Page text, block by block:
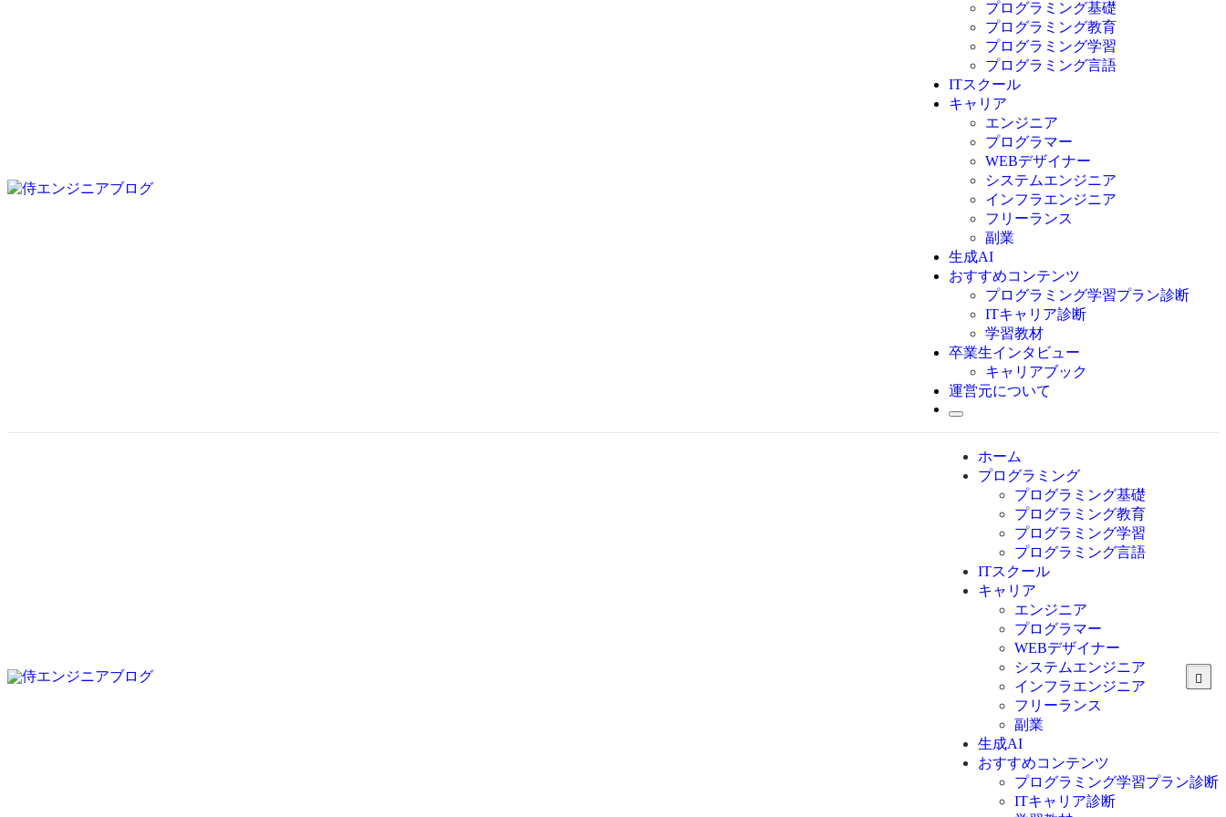
プログラミング基礎
プログラミング教育
プログラミング学習
プログラミング言語
C言語
C#
VBA
Go言語
Kotlin
Java
JavaScript
Swift
Ruby
その他言語
ITスクール
キャリア
エンジニア
プログラマー
WEBデザイナー
システムエンジニア
インフラエンジニア
フリーランス
副業
生成AI
おすすめコンテンツ
プログラミング学習プラン診断
ITキャリア診断
学習教材
卒業生インタビュー
キャリアブック
運営元について
ホーム
プログラミング
プログラミング基礎
プログラミング教育
プログラミング学習
プログラミング言語
C言語
C#
VBA
Go言語
Kotlin
Java
JavaScript
Swift
Ruby
その他言語
ITスクール
キャリア
エンジニア
プログラマー
WEBデザイナー
システムエンジニア
インフラエンジニア
フリーランス
副業
生成AI
おすすめコンテンツ
プログラミング学習プラン診断
ITキャリア診断